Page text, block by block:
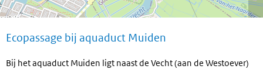
Ecopassage bij aquaduct Muiden
Bij het aquaduct Muiden ligt naast de Vecht (aan de Westoever)